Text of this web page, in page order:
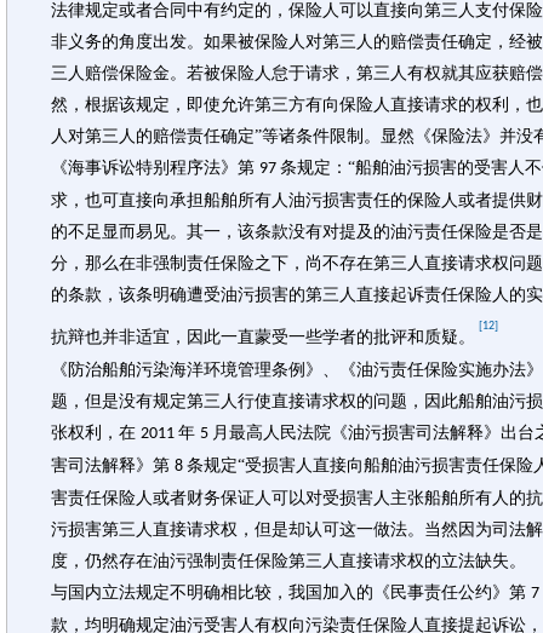
法律规定或者合同中有约定的，保险人可以直接向第三人支付保
非义务的角度出发。如果被保险人对第三人的赔偿责任确定，经
三人赔偿保险金。若被保险人怠于请求，第三人有权就其应获赔
然，根据该规定，即使允许第三方有向保险人直接请求的权利，
人对第三人的赔偿责任确定”等诸条件限制。显然《保险法》并
《海事诉讼特别程序法》第 97 条规定：“船舶油污损害的受害人
求，也可直接向承担船舶所有人油污损害责任的保险人或者提供
的不足显而易见。其一，该条款没有对提及的油污责任保险是否
分，那么在非强制责任保险之下，尚不存在第三人直接请求权问
的条款，该条明确遭受油污损害的第三人直接起诉责任保险人的
抗辩也并非适宜，因此一直蒙受一些学者的批评和质疑。
[12]
《防治船舶污染海洋环境管理条例》、《油污责任保险实施办法
题，但是没有规定第三人行使直接请求权的问题，因此船舶油污
张权利，在 2011 年 5 月最高人民法院《油污损害司法解释》出
害司法解释》第 8 条规定“受损害人直接向船舶油污损害责任保
害责任保险人或者财务保证人可以对受损害人主张船舶所有人的
污损害第三人直接请求权，但是却认可这一做法。当然因为司法
度，仍然存在油污强制责任保险第三人直接请求权的立法缺失。
与国内立法规定不明确相比较，我国加入的《民事责任公约》第 7
款，均明确规定油污受害人有权向污染责任保险人直接提起诉讼